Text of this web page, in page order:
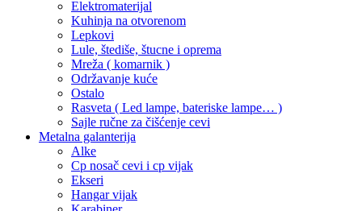
Elektromaterijal
Kuhinja na otvorenom
Lepkovi
Lule, štediše, štucne i oprema
Mreža ( komarnik )
Održavanje kuće
Ostalo
Rasveta ( Led lampe, bateriske lampe… )
Sajle ručne za čišćenje cevi
Metalna galanterija
Alke
Cp nosač cevi i cp vijak
Ekseri
Hangar vijak